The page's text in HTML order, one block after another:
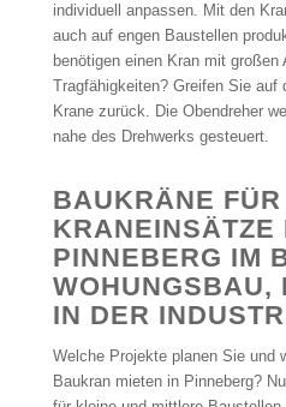
individuell anpassen. Mit den
auch auf engen Baustellen
benötigen einen Kran mit großen
Tragfähigkeiten? Greifen Sie auf
Krane zurück. Die Obendreher
nahe des Drehwerks gesteuert.
BAUKRÄNE FÜR
KRANEINSÄTZE
PINNEBERG IM
WOHUNGSBAU,
IN DER
Welche Projekte planen Sie und
Baukran mieten in Pinneberg?